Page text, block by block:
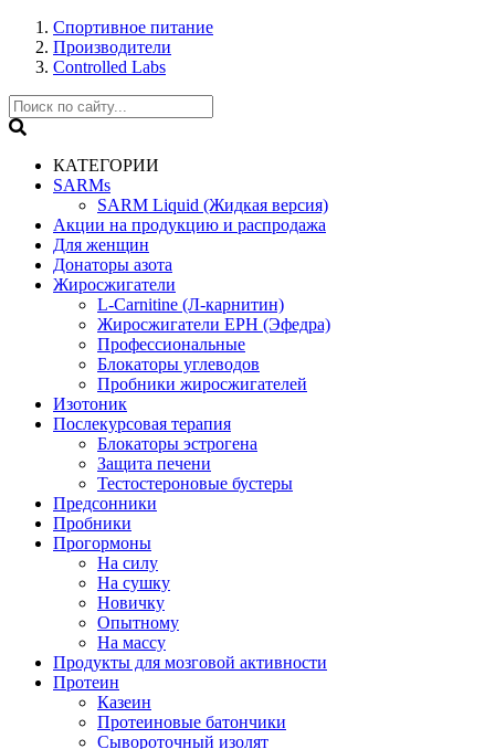
Спортивное питание
Производители
Controlled Labs
КАТЕГОРИИ
SARMs
SARM Liquid (Жидкая версия)
Акции на продукцию и распродажа
Для женщин
Донаторы азота
Жиросжигатели
L-Carnitine (Л-карнитин)
Жиросжигатели EPH (Эфедра)
Профессиональные
Блокаторы углеводов
Пробники жиросжигателей
Изотоник
Послекурсовая терапия
Блокаторы эстрогена
Защита печени
Тестостероновые бустеры
Предсонники
Пробники
Прогормоны
На силу
На сушку
Новичку
Опытному
На массу
Продукты для мозговой активности
Протеин
Казеин
Протеиновые батончики
Сывороточный изолят